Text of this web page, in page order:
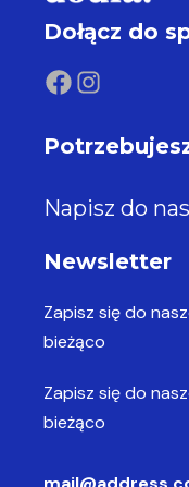
Dołącz do
Napisz do
Newsletter
Zapisz się do
bieżąco
Zapisz się do
bieżąco